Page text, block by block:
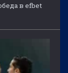
в efbet